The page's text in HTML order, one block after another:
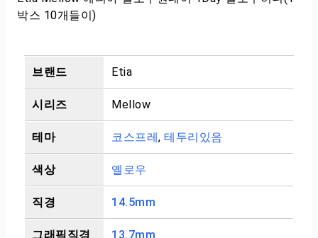
박스 10개들이)
브랜드 Etia
시리즈 Mellow
테마 코스프레, 테두리있음
색상 옐로우
직경 14.5mm
그래픽직경 13.7mm